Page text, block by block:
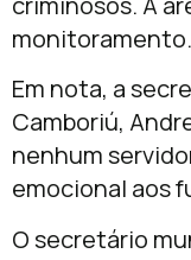
monitoramento.
Em nota, a
Camboriú,
nenhum
emocional aos
O secretário